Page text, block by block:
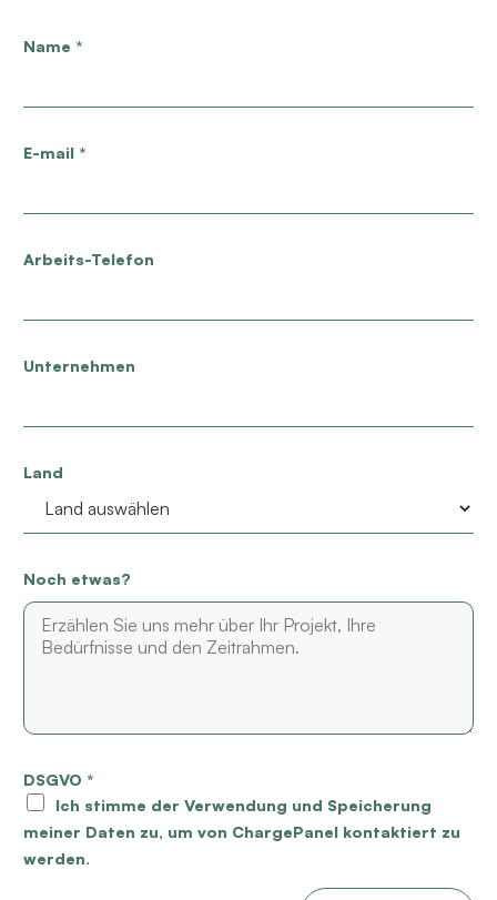
Name *
E-mail *
Arbeits-Telefon
Unternehmen
Land
Noch etwas?
DSGVO *
Ich stimme der Verwendung und Speicherung
meiner Daten zu, um von ChargePanel kontaktiert zu
werden.